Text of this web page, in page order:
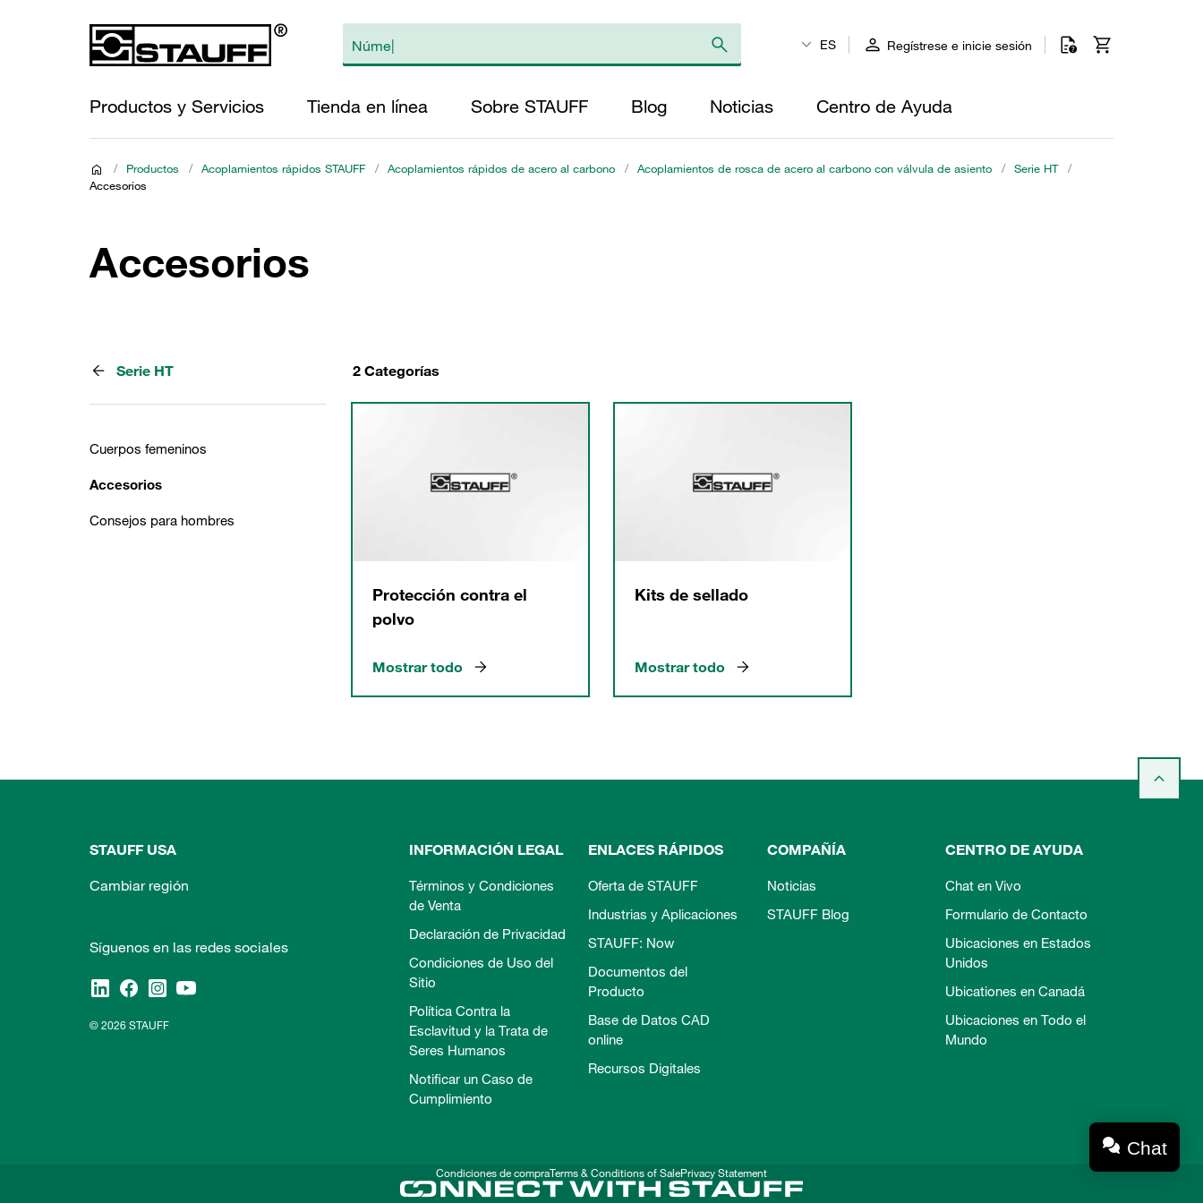
ES Regístrese e inicie sesión
Productos y Servicios Tienda en línea Sobre STAUFF Blog Noticias Centro de Ayuda
/ Productos / Acoplamientos rápidos STAUFF / Acoplamientos rápidos de acero al carbono / Acoplamientos de rosca de acero al carbono con válvula de asiento / Serie HT
/
Accesorios
Accesorios
Serie HT
Cuerpos femeninos
Accesorios
Consejos para hombres
2 Categorías
Protección contra el
polvo
Mostrar todo
Kits de sellado
Mostrar todo
STAUFF USA
Cambiar región
Síguenos en las redes sociales
© 2026 STAUFF
INFORMACIÓN LEGAL
Términos y Condiciones
de Venta
Declaración de Privacidad
Condiciones de Uso del
Sitio
Política Contra la
Esclavitud y la Trata de
Seres Humanos
Notificar un Caso de
Cumplimiento
ENLACES RÁPIDOS
Oferta de STAUFF
Industrias y Aplicaciones
STAUFF: Now
Documentos del
Producto
Base de Datos CAD
online
Recursos Digitales
COMPAÑÍA
Noticias
STAUFF Blog
CENTRO DE AYUDA
Chat en Vivo
Formulario de Contacto
Ubicaciones en Estados
Unidos
Ubicationes en Canadá
Ubicaciones en Todo el
Mundo
Condiciones de compraTerms & Conditions of SalePrivacy Statement
Chat